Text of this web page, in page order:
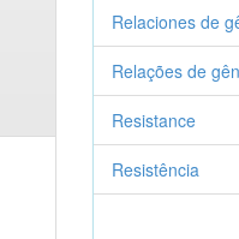
Relaciones de
Relações de
Resistance
Resistência